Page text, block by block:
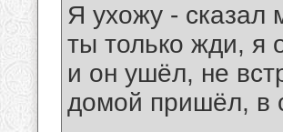
Я ухожу - сказал
ты только жди, я
и он ушёл, не
домой пришёл, в